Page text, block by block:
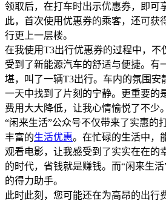
领取后，在打车时出示优惠券，即可
此，首次使用优惠券的乘客，还可获
行更上一层楼。
在我使用T3出行优惠券的过程中，不
受到了新能源汽车的舒适与便捷。有
堪，叫了一辆T3出行。车内的氛围安
一天中找到了片刻的宁静。更重要的
费用大大降低，让我心情愉悦了不少。
“闲来生活”公众号不仅带来了实惠的
丰富的生活优惠。在忙碌的生活中，
观看电影，让我感受到了实实在在的
的时代，省钱就是赚钱。而“闲来生
的得力助手。
此时此刻，您可能还在为高昂的出行